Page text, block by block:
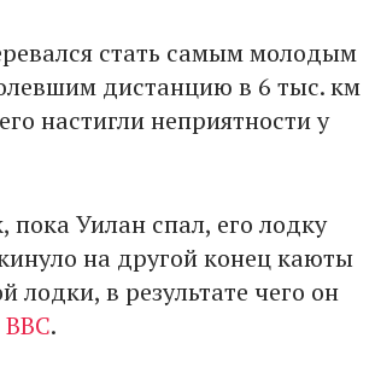
стать самым молодым
дистанцию в 6 тыс. км
настигли неприятности у
пока Уилан спал, его лодку
на другой конец каюты
лодки, в результате чего он
BBC.